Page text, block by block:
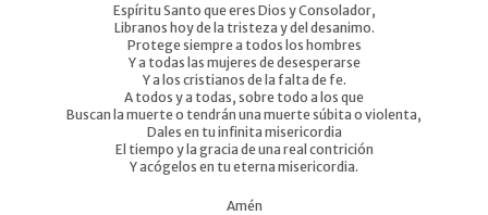
Espíritu Santo que eres Dios y Consolador,
Libranos hoy de la tristeza y del desanimo.
Protege siempre a todos los hombres
Y a todas las mujeres de desesperarse
Y a los cristianos de la falta de fe.
A todos y a todas, sobre todo a los que
Buscan la muerte o tendrán una muerte súbita o violenta,
Dales en tu infinita misericordia
El tiempo y la gracia de una real contrición
Y acógelos en tu eterna misericordia.
Amén